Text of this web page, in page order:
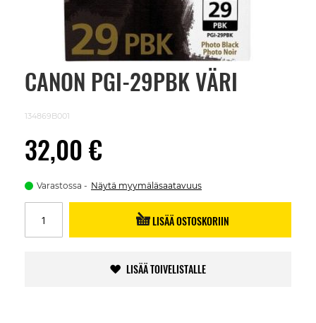
CANON PGI-29PBK VÄRI
134869B001
32,00 €
Varastossa Näytä myymäläsaatavuus
LISÄÄ OSTOSKORIIN
LISÄÄ TOIVELISTALLE
Skip
images
gallery